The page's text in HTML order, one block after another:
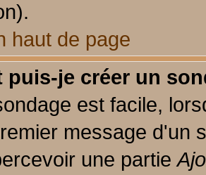
haut de page
puis-je créer un
est facile,
message d'un
une partie